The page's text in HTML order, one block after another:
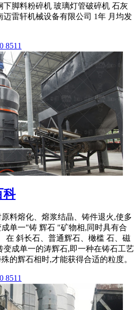
下脚料粉碎机 玻璃灯管破碎机 石灰
迈雷轩机械设备有限公司 1年 月均发
8511
科
料熔化、熔浆结晶、铸件退火,使多
单一"铸 辉石 "矿物相,同时具有合
在 斜长石、普通辉石、橄槛 石、磁
变成单一的涛辉石,即一种在铸石工艺
的辉石相时,才能获得合适的粒度。
8511